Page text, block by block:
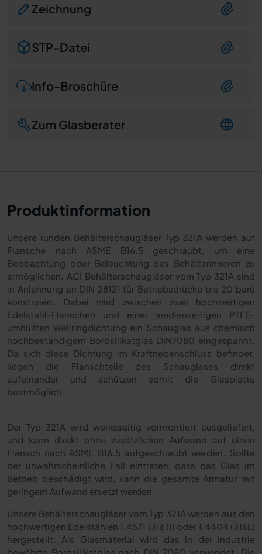
Zeichnung
STP-Datei
Info-Broschüre
Zum Glasberater
Produktinformation
Unsere runden Behälterschaugläser Typ 321A werden auf
Flansche nach ASME B16.5 geschraubt, um eine
Beobachtung oder Beleuchtung des Behälterinneren zu
ermöglichen. ACI Behälterschaugläser vom Typ 321A sind
in Anlehnung an DIN 28121 für Betriebsdrücke bis 20 barü
konstruiert. Dabei wird zwischen zwei hochwertigen
Edelstahl-Flanschen und einer medienseitigen PTFE-
umhüllten Wellringdichtung ein Schauglas aus chemisch
hochbeständigem Borosilikatglas DIN7080 eingespannt.
Da sich diese Dichtung im Kraftnebenschluss befindet,
liegen die Flanschteile des Schauglases direkt
aufeinander und schützen somit die Glasplatte
bestmöglich.
Der Typ 321A wird werksseitig vormontiert ausgeliefert,
und kann direkt ohne zusätzlichen Aufwand auf einen
Flansch nach ASME B16.5 aufgeschraubt werden. Sollte
der unwahrscheinliche Fall eintreten, dass das Glas im
Betrieb beschädigt wird, kann die gesamte Armatur mit
geringem Aufwand ersetzt werden.
Unsere Behälterschaugläser vom Typ 321A werden aus den
hochwertigen Edelstählen 1.4571 (316Ti) oder 1.4404 (316L)
hergestellt. Als Glasmaterial wird das in der Industrie
bewährte Borosilikatglas nach DIN 7080 verwendet. Die